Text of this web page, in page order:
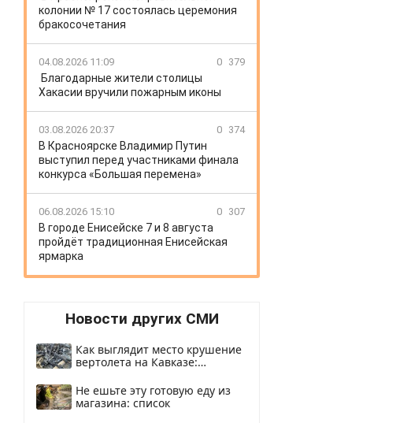
колонии № 17 состоялась церемония
бракосочетания
04.08.2026 11:09 0 379
Благодарные жители столицы
Хакасии вручили пожарным иконы
03.08.2026 20:37 0 374
В Красноярске Владимир Путин
выступил перед участниками финала
конкурса «Большая перемена»
06.08.2026 15:10 0 307
В городе Енисейске 7 и 8 августа
пройдёт традиционная Енисейская
ярмарка
Новости других СМИ
Как выглядит место крушение
вертолета на Кавказе:
Не ешьте эту готовую еду из
магазина: список